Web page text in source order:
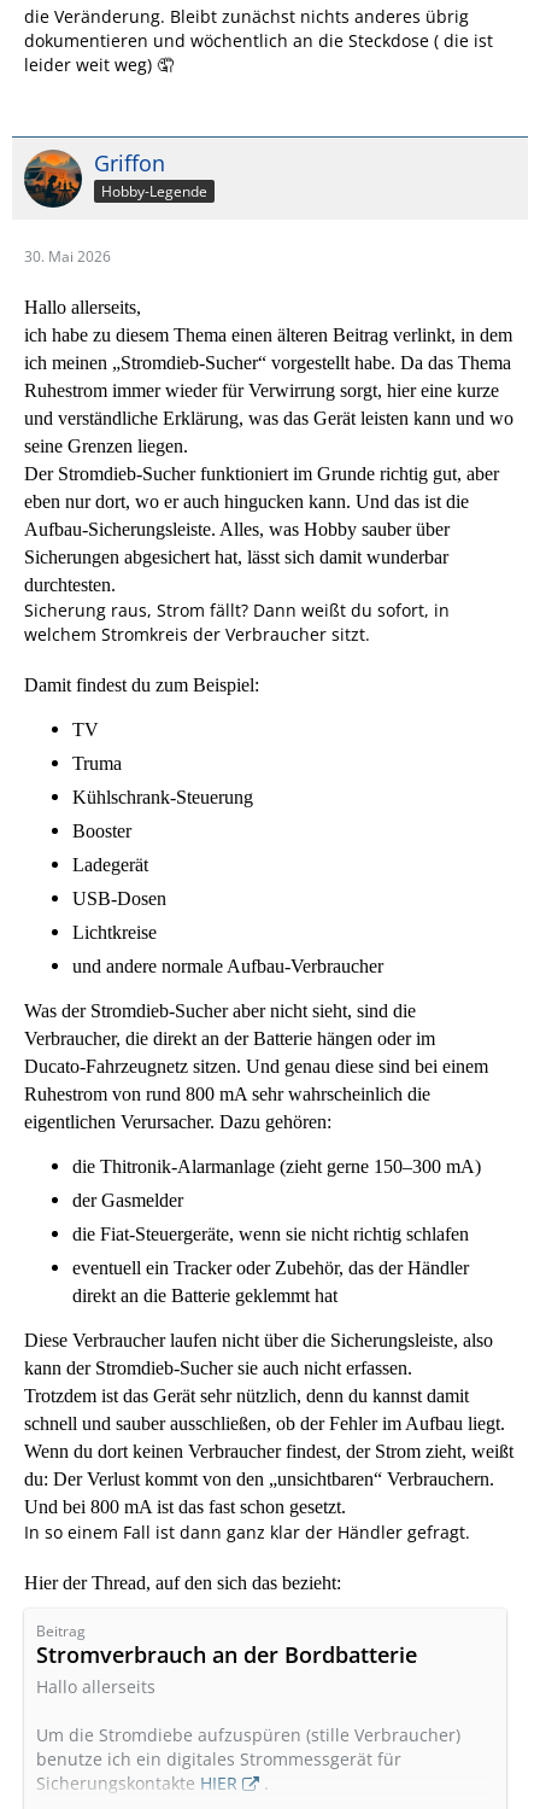
die Veränderung. Bleibt zunächst nichts anderes übrig
dokumentieren und wöchentlich an die Steckdose ( die ist
leider weit weg) 🤦
Griffon
Hobby-Legende
30. Mai 2026
Hallo allerseits,
ich habe zu diesem Thema einen älteren Beitrag verlinkt, in dem
ich meinen „Stromdieb‑Sucher“ vorgestellt habe. Da das Thema
Ruhestrom immer wieder für Verwirrung sorgt, hier eine kurze
und verständliche Erklärung, was das Gerät leisten kann und wo
seine Grenzen liegen.
Der Stromdieb‑Sucher funktioniert im Grunde richtig gut, aber
eben nur dort, wo er auch hingucken kann. Und das ist die
Aufbau‑Sicherungsleiste. Alles, was Hobby sauber über
Sicherungen abgesichert hat, lässt sich damit wunderbar
durchtesten.
Sicherung raus, Strom fällt? Dann weißt du sofort, in
welchem Stromkreis der Verbraucher sitzt.
Damit findest du zum Beispiel:
TV
Truma
Kühlschrank‑Steuerung
Booster
Ladegerät
USB‑Dosen
Lichtkreise
und andere normale Aufbau‑Verbraucher
Was der Stromdieb‑Sucher aber nicht sieht, sind die
Verbraucher, die direkt an der Batterie hängen oder im
Ducato‑Fahrzeugnetz sitzen. Und genau diese sind bei einem
Ruhestrom von rund 800 mA sehr wahrscheinlich die
eigentlichen Verursacher. Dazu gehören:
die Thitronik‑Alarmanlage (zieht gerne 150–300 mA)
der Gasmelder
die Fiat‑Steuergeräte, wenn sie nicht richtig schlafen
eventuell ein Tracker oder Zubehör, das der Händler
direkt an die Batterie geklemmt hat
Diese Verbraucher laufen nicht über die Sicherungsleiste, also
kann der Stromdieb‑Sucher sie auch nicht erfassen.
Trotzdem ist das Gerät sehr nützlich, denn du kannst damit
schnell und sauber ausschließen, ob der Fehler im Aufbau liegt.
Wenn du dort keinen Verbraucher findest, der Strom zieht, weißt
du: Der Verlust kommt von den „unsichtbaren“ Verbrauchern.
Und bei 800 mA ist das fast schon gesetzt.
In so einem Fall ist dann ganz klar der Händler gefragt.
Hier der Thread, auf den sich das bezieht:
Beitrag
Stromverbrauch an der Bordbatterie
Hallo allerseits
Um die Stromdiebe aufzuspüren (stille Verbraucher)
benutze ich ein digitales Strommessgerät für
Sicherungskontakte HIER .